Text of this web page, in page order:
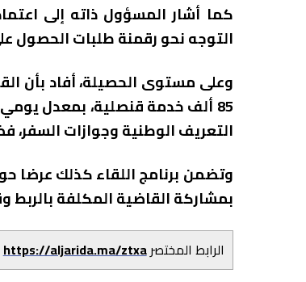
كما أشار المسؤول ذاته إلى
التوجه نحو رقمنة طلبات الحصول
التعريف الوطنية وجوازات السفر،
وتضمن برنامج اللقاء كذلك عرضا
بمشاركة القاضية المكلفة بالربط
الرابط المختصرhttps://aljarida.ma/ztxa